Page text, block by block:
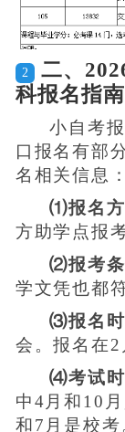
2
二、
科报名指南
小自考
口报名有部
名相关信息：
⑴报名
方助学点报
⑵报考条
学文凭也都
⑶报名
会。报名在2
⑷考试时
中4月和10
和7月是校考